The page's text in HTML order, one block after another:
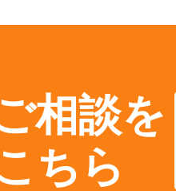
相談を
ちら